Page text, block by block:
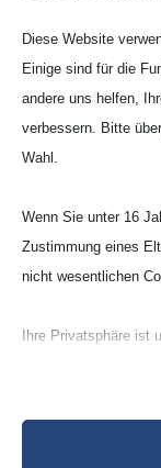
Diese Website
Einige sind für die
andere uns helfen,
verbessern. Bitte
Wahl.
Wenn Sie unter 16
Zustimmung eines
nicht wesentlichen
Ihre Privatsphäre ist
Sie können Ihre
Schaltfläche